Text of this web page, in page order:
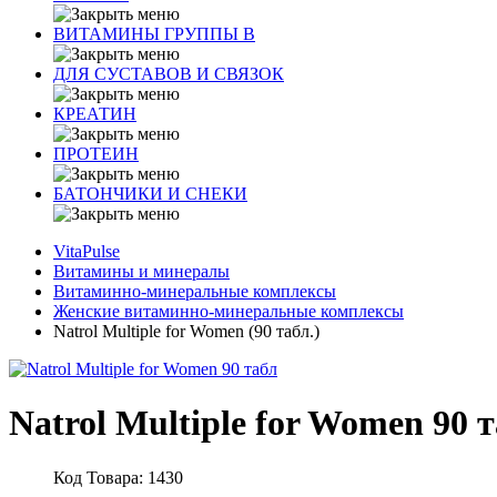
ВИТАМИНЫ ГРУППЫ В
ДЛЯ СУСТАВОВ И СВЯЗОК
КРЕАТИН
ПРОТЕИН
БАТОНЧИКИ И СНЕКИ
VitaPulse
Витамины и минералы
Витаминно-минеральные комплексы
Женские витаминно-минеральные комплексы
Natrol Multiple for Women (90 табл.)
Natrol Multiple for Women 90
Код Товара: 1430